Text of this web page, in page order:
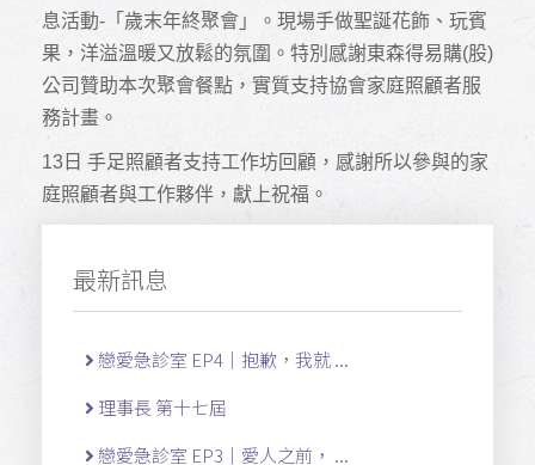
息活動-「歲末年終聚會」。現場手做聖誕花飾 、 玩賓
果，洋溢溫暖又放鬆的氛圍。 特別感謝東森得易購(股)
公司贊助本次聚會餐點，實質支持協會家庭照顧者服
務計畫。
13 日 手足照顧者支持工作坊回顧，感謝所以參與的家
庭照顧者與工作夥伴，獻上祝福。
最新訊息
戀愛急診室 EP4｜抱歉，我就 ...
理事長 第十七屆
戀愛急診室 EP3｜愛人之前， ...